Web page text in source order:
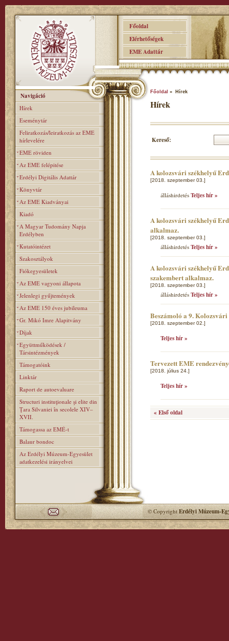
Főoldal
Elérhetőségek
EME Adattár
Navigáció
Hírek
Eseménytár
Feliratkozás/leiratkozás az EME
hírlevelére
EME röviden
Az EME felépitése
Erdélyi Digitális Adattár
Könyvtár
Az EME Kiadványai
Kiadó
A Magyar Tudomány Napja
Erdélyben
Kutatóintézet
Szakosztályok
Fiókegyesületek
Az EME vagyoni állapota
Jelenlegi gyűjtemények
Az EME 150 éves jubileuma
Gr. Mikó Imre Alapitvány
Díjak
Együttműködések /
Társintézmények
Támogatóink
Linktár
Raport de autoevaluare
Structuri instituţionale şi elite din
Ţara Silvaniei în secolele XIV–
XVII.
Támogassa az EMÉ-t
Balaur bondoc
Az Erdélyi Múzeum-Egyesület
adatkezelési irányelvei
Főoldal » Hírek
Hírek
Kereső:
A kolozsvári székhelyű
[2018. szeptember 03.]
álláshirdetés Teljes hír »
A kolozsvári székhelyű
alkalmaz.
[2018. szeptember 03.]
álláshirdetés Teljes hír »
A kolozsvári székhelyű
szakembert alkalmaz.
[2018. szeptember 03.]
álláshirdetés Teljes hír »
Beszámoló a 9.
[2018. szeptember 02.]
Teljes hír »
Tervezett EME
[2018. július 24.]
Teljes hír »
« Első oldal
© CopyrightErdélyi Múzeum-